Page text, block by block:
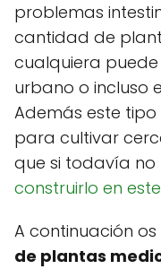
problemas
cantidad de
cualquiera
urbano o incluso
Además este
para cultivar
que si todavía no
construirlo en
A continuación
de plantas